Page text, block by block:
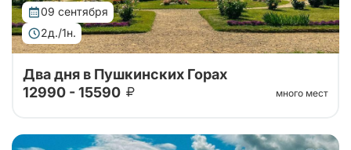
09 сентября
2д./1н.
Два дня в Пушкинских Горах
12990 - 15590
много мест